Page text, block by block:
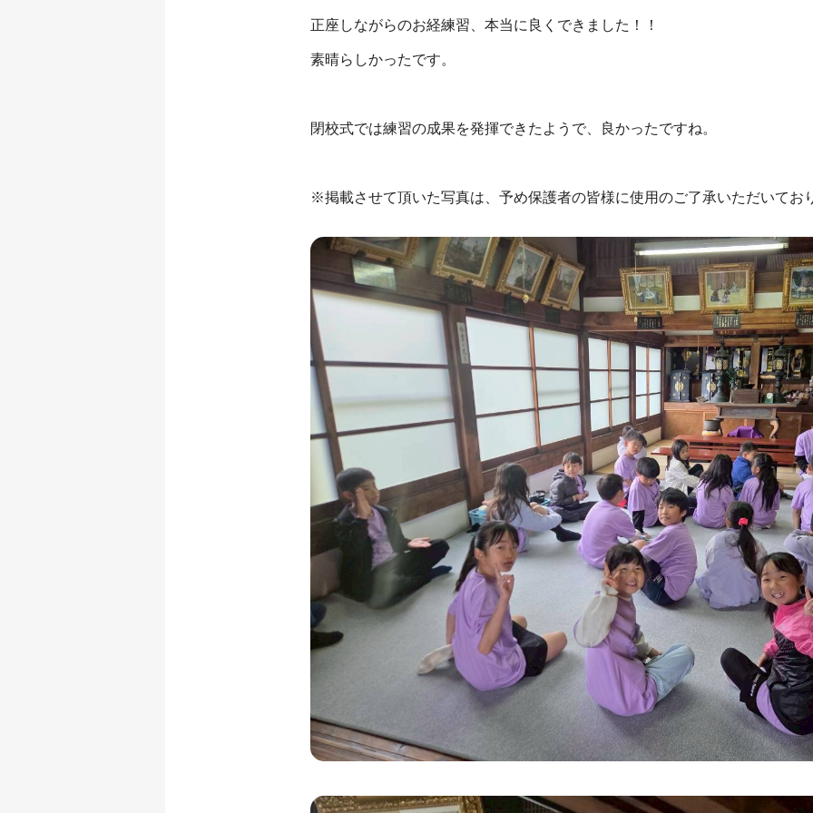
正座しながらのお経練習、本当に良くできました！！
素晴らしかったです。
閉校式では練習の成果を発揮できたようで、良かったですね。
※掲載させて頂いた写真は、予め保護者の皆様に使用のご了承いただいてお